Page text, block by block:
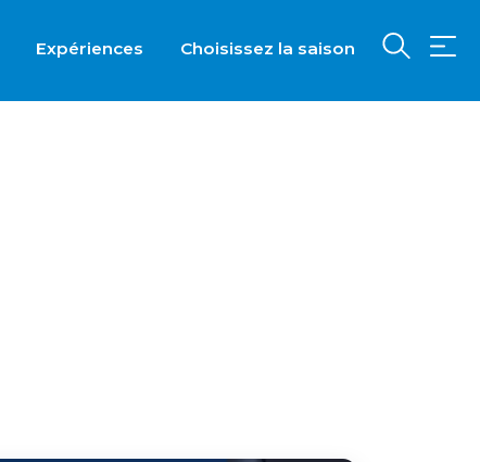
Expériences Choisissez la saison